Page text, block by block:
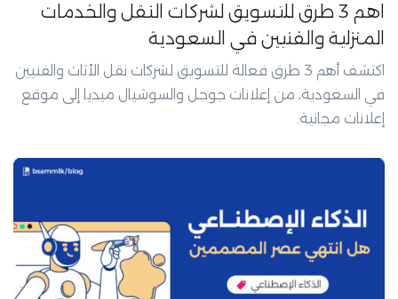
اهم 3 طرق للتسويق لشركات النقل والخدمات
المنزلية والفنيين في السعودية
اكتشف أهم 3 طرق فعالة للتسويق لشركات نقل الأثاث والفنيين
في السعودية، من إعلانات جوجل والسوشيال ميديا إلى موقع
إعلانات مجانية.